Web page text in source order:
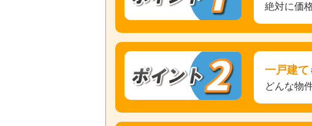
絶対に価
一戸建て
どんな物